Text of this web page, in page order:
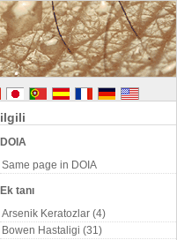
ilgili
DOIA
Same page in DOIA
Ek tanı
Arsenik Keratozlar (4)
Bowen Hastaligi (31)